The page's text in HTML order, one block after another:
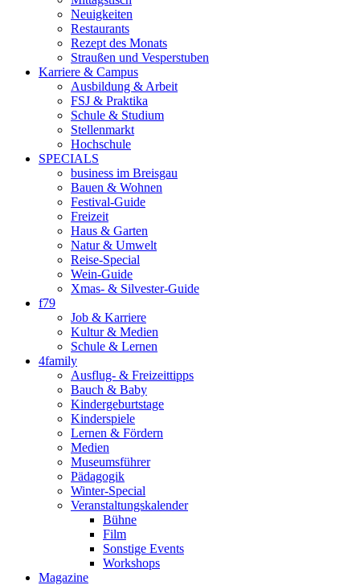
Neuigkeiten
Restaurants
Rezept des Monats
Straußen und Vesperstuben
Karriere & Campus
Ausbildung & Arbeit
FSJ & Praktika
Schule & Studium
Stellenmarkt
Hochschule
SPECIALS
business im Breisgau
Bauen & Wohnen
Festival-Guide
Freizeit
Haus & Garten
Natur & Umwelt
Reise-Special
Wein-Guide
Xmas- & Silvester-Guide
f79
Job & Karriere
Kultur & Medien
Schule & Lernen
4family
Ausflug- & Freizeittipps
Bauch & Baby
Kindergeburtstage
Kinderspiele
Lernen & Fördern
Medien
Museumsführer
Pädagogik
Winter-Special
Veranstaltungskalender
Bühne
Film
Sonstige Events
Workshops
Magazine